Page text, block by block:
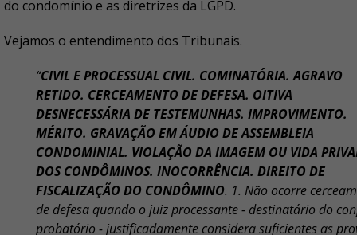
do condomínio e as diretrizes da LGPD.
Vejamos o entendimento dos Tribunais.
“CIVIL E PROCESSUAL CIVIL. COMINATÓRIA. AGRAVO
RETIDO. CERCEAMENTO DE DEFESA. OITIVA
DESNECESSÁRIA DE TESTEMUNHAS. IMPROVIMENTO.
MÉRITO. GRAVAÇÃO EM ÁUDIO DE ASSEMBLEIA
CONDOMINIAL. VIOLAÇÃO DA IMAGEM OU VIDA
DOS CONDÔMINOS. INOCORRÊNCIA. DIREITO DE
FISCALIZAÇÃO DO CONDÔMINO. 1. Não ocorre
de defesa quando o juiz processante - destinatário do
probatório - justificadamente considera suficientes as